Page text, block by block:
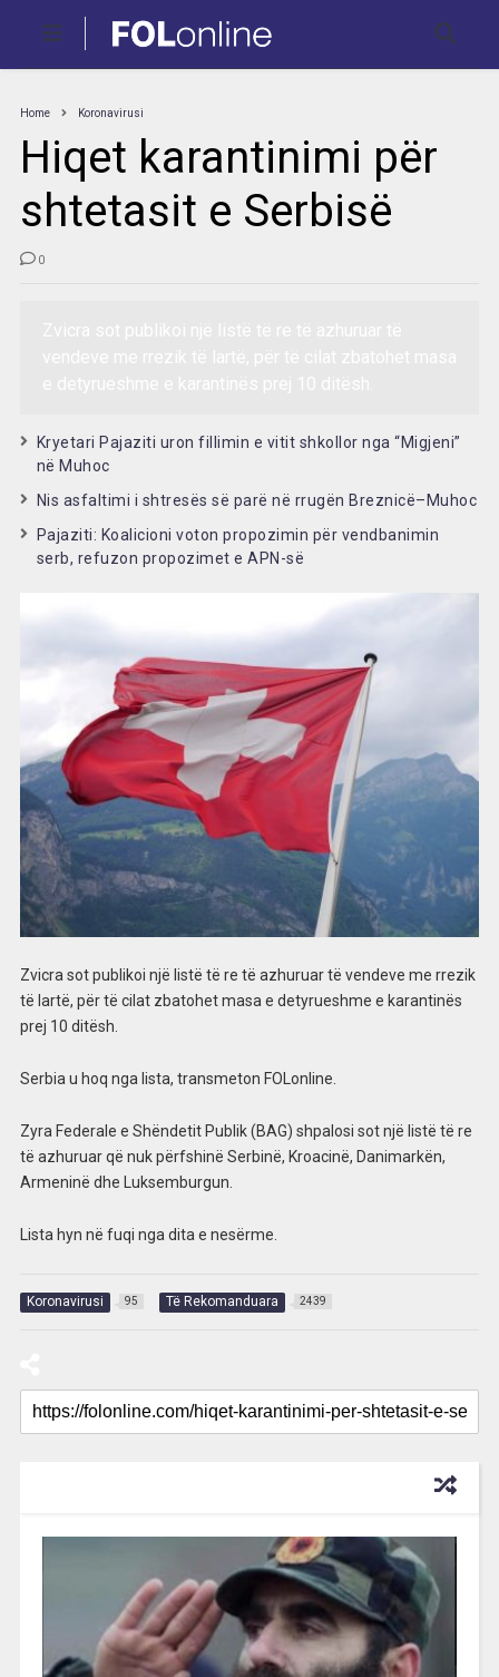
Home Koronavirusi
Hiqet karantinimi për
shtetasit e Serbisë
0
Kryetari Pajaziti uron fillimin e vitit shkollor nga “Migjeni”
në Muhoc
Nis asfaltimi i shtresës së parë në rrugën Breznicë–Muhoc
Pajaziti: Koalicioni voton propozimin për vendbanimin
serb, refuzon propozimet e APN-së
Zvicra sot publikoi një listë të re të azhuruar të vendeve me rrezik
të lartë, për të cilat zbatohet masa e detyrueshme e karantinës
prej 10 ditësh.
Serbia u hoq nga lista, transmeton FOLonline.
Zyra Federale e Shëndetit Publik (BAG) shpalosi sot një listë të re
të azhuruar që nuk përfshinë Serbinë, Kroacinë, Danimarkën,
Armeninë dhe Luksemburgun.
Lista hyn në fuqi nga dita e nesërme.
Koronavirusi 95 Të Rekomanduara 2439